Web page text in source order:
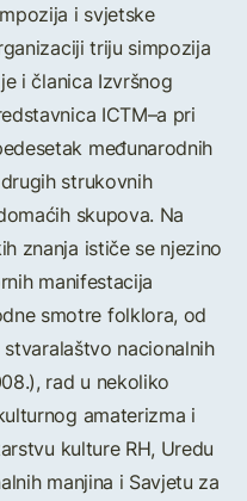
i svjetske
triju simpozija
i članica Izvršnog
ICTM–a pri
međunarodnih
strukovnih
skupova. Na
znanja ističe se njezino
manifestacija
smotre folklora, od
nacionalnih
rad u nekoliko
amaterizma i
kulture RH, Uredu
manjina i Savjetu za